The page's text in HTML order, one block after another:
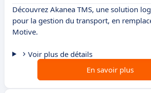
Découvrez Akanea TMS, une solution
pour la gestion du transport, en
Motive.
Voir plus de détails
En savoir plus